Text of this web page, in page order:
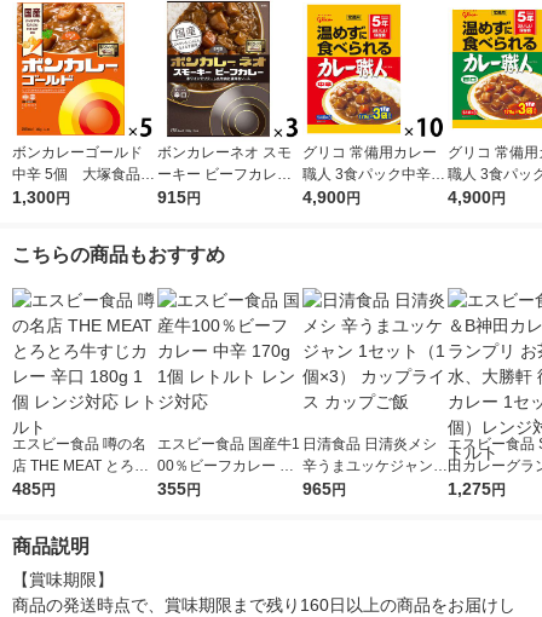
ボンカレーゴールド
中辛 5個 大塚食品
レンジ対応
1,300円
ボンカレーネオ スモ
ーキー ビーフカレー
薫りとコク 辛口 1セ
ルト 大塚食品
915円
グリコ 常備用カレー
職人 3食パック中辛 1
0個 江崎グリコ [常備
4,900円
グリコ 常備
職人 3食パッ
0個 江崎グリ
4,900円
こちらの商品もおすすめ
エスビー食品 噂の名
店 THE MEAT とろと
ろ牛すじカレー 辛口
485円
エスビー食品 国産牛1
00％ビーフカレー 中
辛 170g 1個 レトルト
355円
日清食品 日清炎メシ
辛うまユッケジャン 1
セット（1個×3） カッ
965円
エスビー食品
田カレーグラ
お茶の水、大
1,275円
商品説明
【賞味期限】
商品の発送時点で、賞味期限まで残り160日以上の商品をお届けし